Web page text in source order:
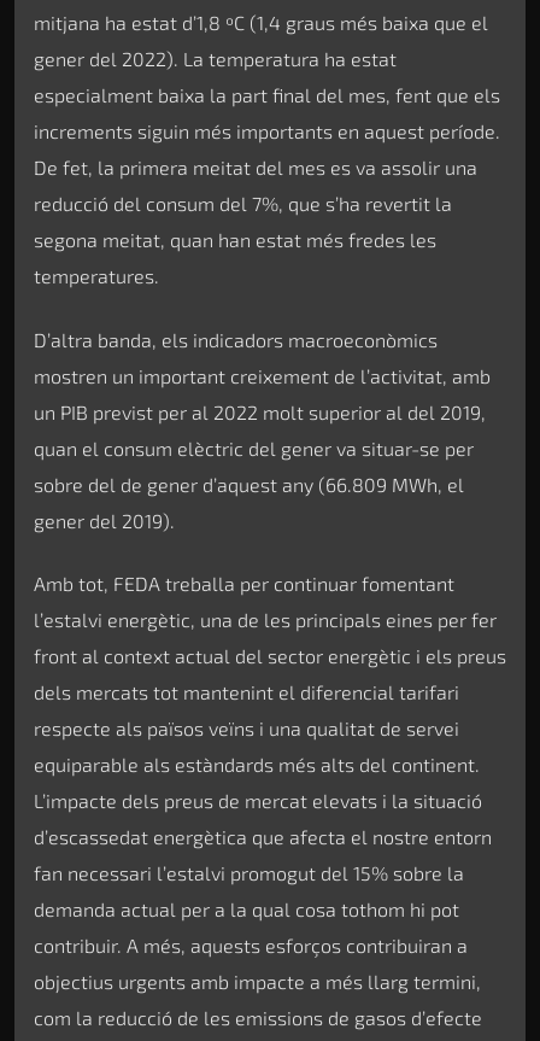
mitjana ha estat d’1,8 ºC (1,4 graus més baixa que el
gener del 2022). La temperatura ha estat
especialment baixa la part final del mes, fent que els
increments siguin més importants en aquest període.
De fet, la primera meitat del mes es va assolir una
reducció del consum del 7%, que s’ha revertit la
segona meitat, quan han estat més fredes les
temperatures.
D’altra banda, els indicadors macroeconòmics
mostren un important creixement de l’activitat, amb
un PIB previst per al 2022 molt superior al del 2019,
quan el consum elèctric del gener va situar-se per
sobre del de gener d’aquest any (66.809 MWh, el
gener del 2019).
Amb tot, FEDA treballa per continuar fomentant
l’estalvi energètic, una de les principals eines per fer
front al context actual del sector energètic i els preus
dels mercats tot mantenint el diferencial tarifari
respecte als països veïns i una qualitat de servei
equiparable als estàndards més alts del continent.
L’impacte dels preus de mercat elevats i la situació
d’escassedat energètica que afecta el nostre entorn
fan necessari l’estalvi promogut del 15% sobre la
demanda actual per a la qual cosa tothom hi pot
contribuir. A més, aquests esforços contribuiran a
objectius urgents amb impacte a més llarg termini,
com la reducció de les emissions de gasos d’efecte